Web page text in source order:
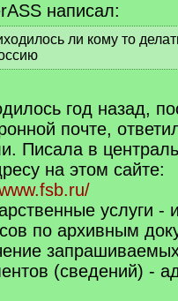
написал:
ли кому то
год назад,
почте,
Писала в
на этом сайте:
услуги -
по архивным
(сведений) -